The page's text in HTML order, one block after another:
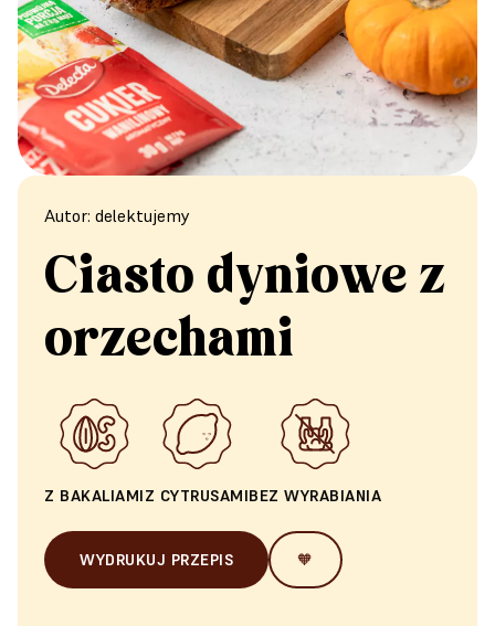
Autor: delektujemy
Ciasto dyniowe z
orzechami
Z BAKALIAMIZ CYTRUSAMIBEZ WYRABIANIA
WYDRUKUJ PRZEPIS 🧡